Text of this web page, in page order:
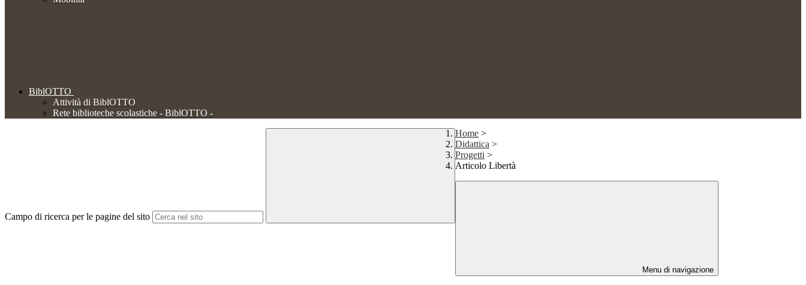
BiblOTTO
Attività di BiblOTTO
Rete biblioteche scolastiche - BiblOTTO -
Campo di ricerca per le pagine del sito
Home >
Didattica >
Progetti >
Articolo Libertà
Menu di navigazione